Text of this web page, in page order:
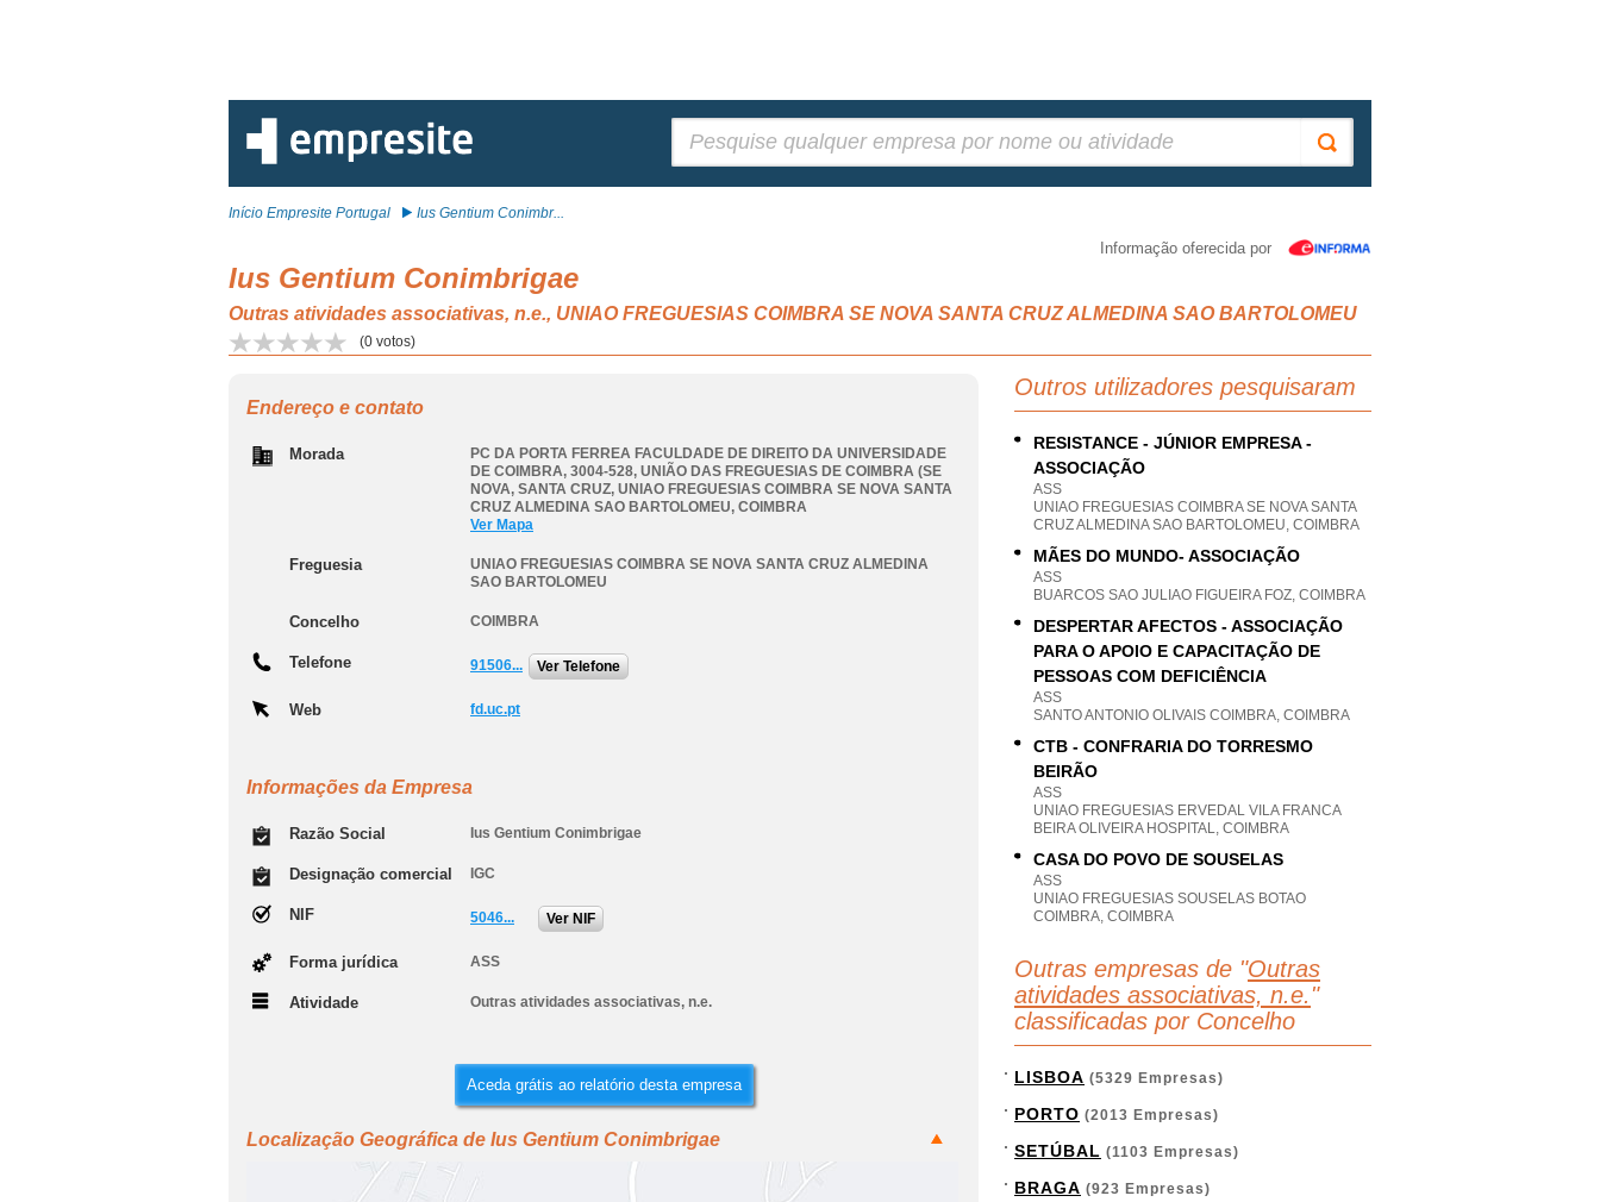
Início Empresite Portugal Ius Gentium Conimbr...
Informação oferecida por
Ius Gentium Conimbrigae
Outras atividades associativas, n.e., UNIAO FREGUESIAS COIMBRA SE NOVA SANTA CRUZ ALMEDINA SAO BARTOLOMEU
(0 votos)
Endereço e contato
Morada
PC DA PORTA FERREA FACULDADE DE DIREITO DA UNIVERSIDADE
DE COIMBRA, 3004-528, UNIÃO DAS FREGUESIAS DE COIMBRA (SE
NOVA, SANTA CRUZ, UNIAO FREGUESIAS COIMBRA SE NOVA SANTA
CRUZ ALMEDINA SAO BARTOLOMEU, COIMBRA
Ver Mapa
Freguesia
UNIAO FREGUESIAS COIMBRA SE NOVA SANTA CRUZ ALMEDINA
SAO BARTOLOMEU
Concelho COIMBRA
Telefone 91506... Ver Telefone
Web fd.uc.pt
Informações da Empresa
Razão Social Ius Gentium Conimbrigae
Designação comercial IGC
NIF 5046... Ver NIF
Forma jurídica ASS
Atividade Outras atividades associativas, n.e.
Aceda grátis ao relatório desta empresa
Localização Geográfica de Ius Gentium Conimbrigae
Outros utilizadores pesquisaram
RESISTANCE - JÚNIOR EMPRESA -
ASSOCIAÇÃO
ASS
UNIAO FREGUESIAS COIMBRA SE NOVA SANTA
CRUZ ALMEDINA SAO BARTOLOMEU, COIMBRA
MÃES DO MUNDO- ASSOCIAÇÃO
ASS
BUARCOS SAO JULIAO FIGUEIRA FOZ, COIMBRA
DESPERTAR AFECTOS - ASSOCIAÇÃO
PARA O APOIO E CAPACITAÇÃO DE
PESSOAS COM DEFICIÊNCIA
ASS
SANTO ANTONIO OLIVAIS COIMBRA, COIMBRA
CTB - CONFRARIA DO TORRESMO
BEIRÃO
ASS
UNIAO FREGUESIAS ERVEDAL VILA FRANCA
BEIRA OLIVEIRA HOSPITAL, COIMBRA
CASA DO POVO DE SOUSELAS
ASS
UNIAO FREGUESIAS SOUSELAS BOTAO
COIMBRA, COIMBRA
Outras empresas de "Outras
atividades associativas, n.e. "
classificadas por Concelho
LISBOA (5329 Empresas)
PORTO (2013 Empresas)
SETÚBAL (1103 Empresas)
BRAGA (923 Empresas)